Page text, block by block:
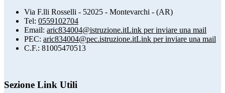
Via F.lli Rosselli - 52025 - Montevarchi - (AR)
Tel: 0559102704
Email: aric834004@istruzione.itLink per inviare una mail
PEC: aric834004@pec.istruzione.itLink per inviare una mail
C.F.: 81005470513
Sezione Link Utili